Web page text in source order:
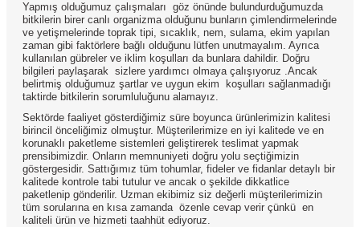
Yapmış olduğumuz çalışmaları göz önünde bulundurduğumuzda
bitkilerin birer canlı organizma olduğunu bunların çimlendirmelerinde
ve yetişmelerinde toprak tipi, sıcaklık, nem, sulama, ekim yapılan
zaman gibi faktörlere bağlı olduğunu lütfen unutmayalım. Ayrıca
kullanılan gübreler ve iklim koşulları da bunlara dahildir. Doğru
bilgileri paylaşarak sizlere yardımcı olmaya çalışıyoruz .Ancak
belirtmiş olduğumuz şartlar ve uygun ekim koşulları sağlanmadığı
taktirde bitkilerin sorumluluğunu alamayız.
Sektörde faaliyet gösterdiğimiz süre boyunca ürünlerimizin kalitesi
birincil önceliğimiz olmuştur. Müşterilerimize en iyi kalitede ve en
korunaklı paketleme sistemleri geliştirerek teslimat yapmak
prensibimizdir. Onların memnuniyeti doğru yolu seçtiğimizin
göstergesidir. Sattığımız tüm tohumlar, fideler ve fidanlar detaylı bir
kalitede kontrole tabi tutulur ve ancak o şekilde dikkatlice
paketlenip gönderilir. Uzman ekibimiz siz değerli müşterilerimizin
tüm sorularına en kısa zamanda özenle cevap verir çünkü en
kaliteli ürün ve hizmeti taahhüt ediyoruz.